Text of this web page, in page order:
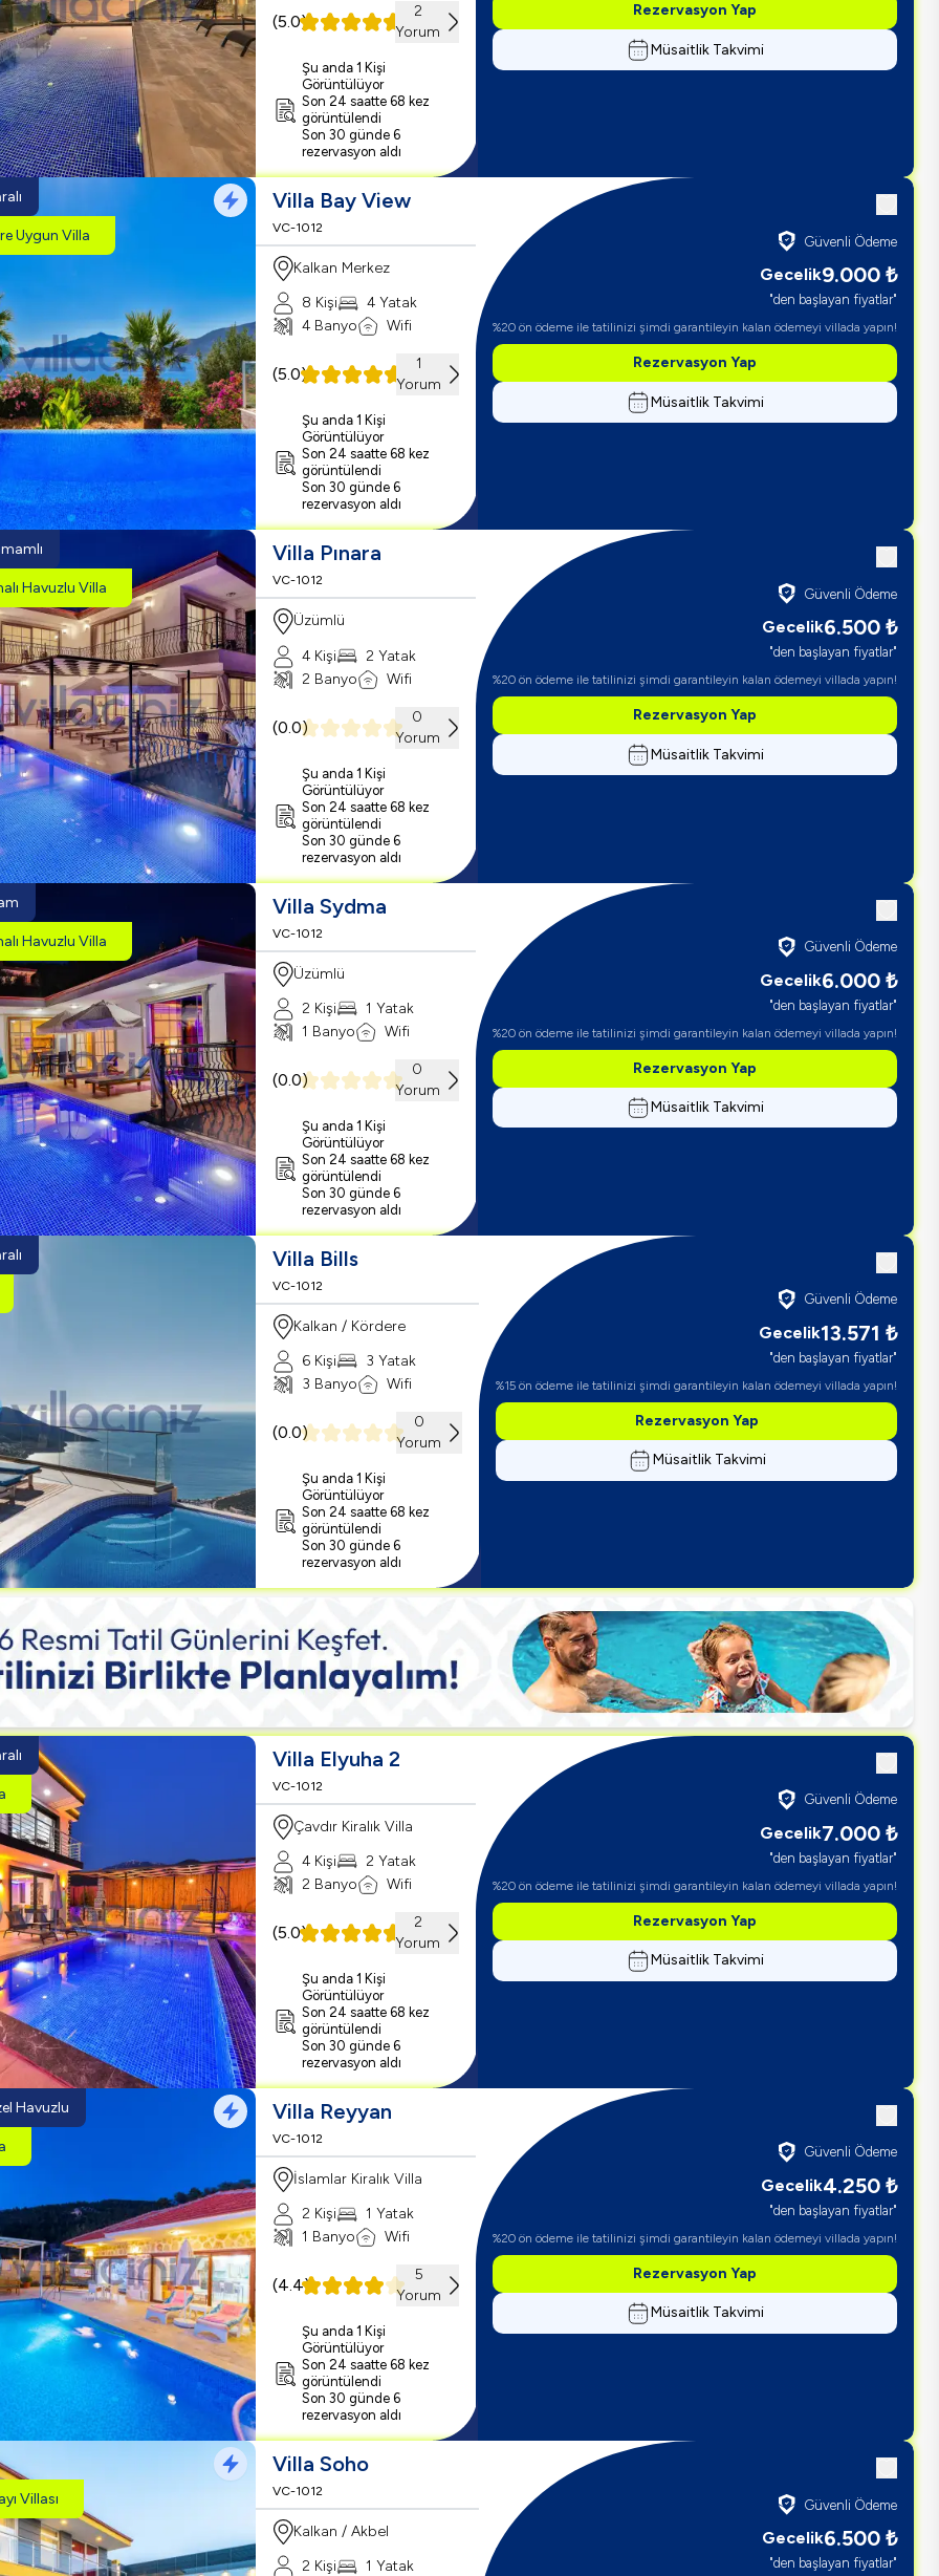
(5.0)
2
Yorum
Şu anda 1 Kişi
Görüntülüyor
Son 24 saatte 68 kez
görüntülendi
Son 30 günde 6
rezervasyon aldı
Rezervasyon Yap
Müsaitlik Takvimi
Uygun Villa
Villa Bay View
VC-1012
Kalkan Merkez
8 Kişi
4 Yatak
4 Banyo
Wifi
(5.0)
1
Yorum
Şu anda 1 Kişi
Görüntülüyor
Son 24 saatte 68 kez
görüntülendi
Son 30 günde 6
rezervasyon aldı
Güvenli Ödeme
Gecelik9.000 ₺
"den başlayan fiyatlar"
%20 ön ödeme ile tatilinizi şimdi garantileyin kalan ödemeyi villada yapın!
Rezervasyon Yap
Müsaitlik Takvimi
Havuzlu Villa
Villa Pınara
VC-1012
Üzümlü
4 Kişi
2 Yatak
2 Banyo
Wifi
(0.0)
0
Yorum
Şu anda 1 Kişi
Görüntülüyor
Son 24 saatte 68 kez
görüntülendi
Son 30 günde 6
rezervasyon aldı
Güvenli Ödeme
Gecelik6.500 ₺
"den başlayan fiyatlar"
%20 ön ödeme ile tatilinizi şimdi garantileyin kalan ödemeyi villada yapın!
Rezervasyon Yap
Müsaitlik Takvimi
Havuzlu Villa
Villa Sydma
VC-1012
Üzümlü
2 Kişi
1 Yatak
1 Banyo
Wifi
(0.0)
0
Yorum
Şu anda 1 Kişi
Görüntülüyor
Son 24 saatte 68 kez
görüntülendi
Son 30 günde 6
rezervasyon aldı
Güvenli Ödeme
Gecelik6.000 ₺
"den başlayan fiyatlar"
%20 ön ödeme ile tatilinizi şimdi garantileyin kalan ödemeyi villada yapın!
Rezervasyon Yap
Müsaitlik Takvimi
Villa Bills
VC-1012
Kalkan / Kördere
6 Kişi
3 Yatak
3 Banyo
Wifi
(0.0)
0
Yorum
Şu anda 1 Kişi
Görüntülüyor
Son 24 saatte 68 kez
görüntülendi
Son 30 günde 6
rezervasyon aldı
Güvenli Ödeme
Gecelik13.571 ₺
"den başlayan fiyatlar"
%15 ön ödeme ile tatilinizi şimdi garantileyin kalan ödemeyi villada yapın!
Rezervasyon Yap
Müsaitlik Takvimi
Villa Elyuha 2
VC-1012
Çavdır Kiralık Villa
4 Kişi
2 Yatak
2 Banyo
Wifi
(5.0)
2
Yorum
Şu anda 1 Kişi
Görüntülüyor
Son 24 saatte 68 kez
görüntülendi
Son 30 günde 6
rezervasyon aldı
Güvenli Ödeme
Gecelik7.000 ₺
"den başlayan fiyatlar"
%20 ön ödeme ile tatilinizi şimdi garantileyin kalan ödemeyi villada yapın!
Rezervasyon Yap
Müsaitlik Takvimi
Havuzlu Villa Reyyan
VC-1012
İslamlar Kiralık Villa
2 Kişi
1 Yatak
1 Banyo
Wifi
(4.4)
5
Yorum
Şu anda 1 Kişi
Görüntülüyor
Son 24 saatte 68 kez
görüntülendi
Son 30 günde 6
rezervasyon aldı
Güvenli Ödeme
Gecelik4.250 ₺
"den başlayan fiyatlar"
%20 ön ödeme ile tatilinizi şimdi garantileyin kalan ödemeyi villada yapın!
Rezervasyon Yap
Müsaitlik Takvimi
Villası
Villa Soho
VC-1012
Kalkan / Akbel
2 Kişi
1 Yatak
Güvenli Ödeme
Gecelik6.500 ₺
"den başlayan fiyatlar"